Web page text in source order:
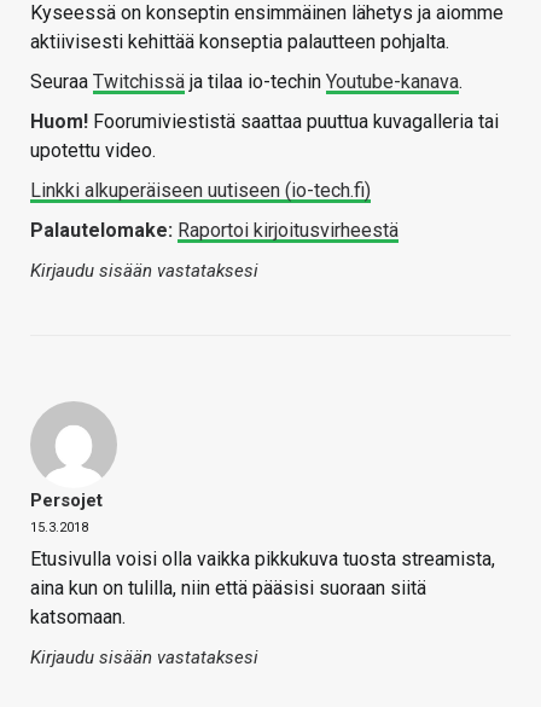
Kyseessä on konseptin ensimmäinen lähetys ja aiomme
aktiivisesti kehittää konseptia palautteen pohjalta.
Seuraa Twitchissä ja tilaa io-techin Youtube-kanava.
Huom! Foorumiviestistä saattaa puuttua kuvagalleria tai
upotettu video.
Linkki alkuperäiseen uutiseen (io-tech.fi)
Palautelomake: Raportoi kirjoitusvirheestä
Kirjaudu sisään vastataksesi
Persojet
15.3.2018
Etusivulla voisi olla vaikka pikkukuva tuosta streamista,
aina kun on tulilla, niin että pääsisi suoraan siitä
katsomaan.
Kirjaudu sisään vastataksesi